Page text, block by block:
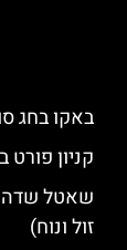
באקו בחג
קניון פורט
שאטל שדה
זול ונוח)